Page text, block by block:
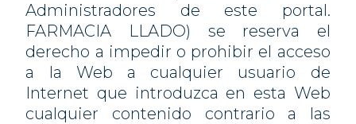
Administradores de este portal.
FARMACIA LLADO) se reserva el
derecho a impedir o prohibir el acceso
a la Web a cualquier usuario de
Internet que introduzca en esta Web
cualquier contenido contrario a las